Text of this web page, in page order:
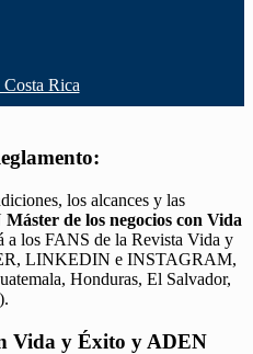
Rica
los alcances y las
Máster de los negocios con Vida
a los FANS de la Revista Vida y
LINKEDIN e INSTAGRAM,
Honduras, El Salvador,
Vida y Éxito y ADEN